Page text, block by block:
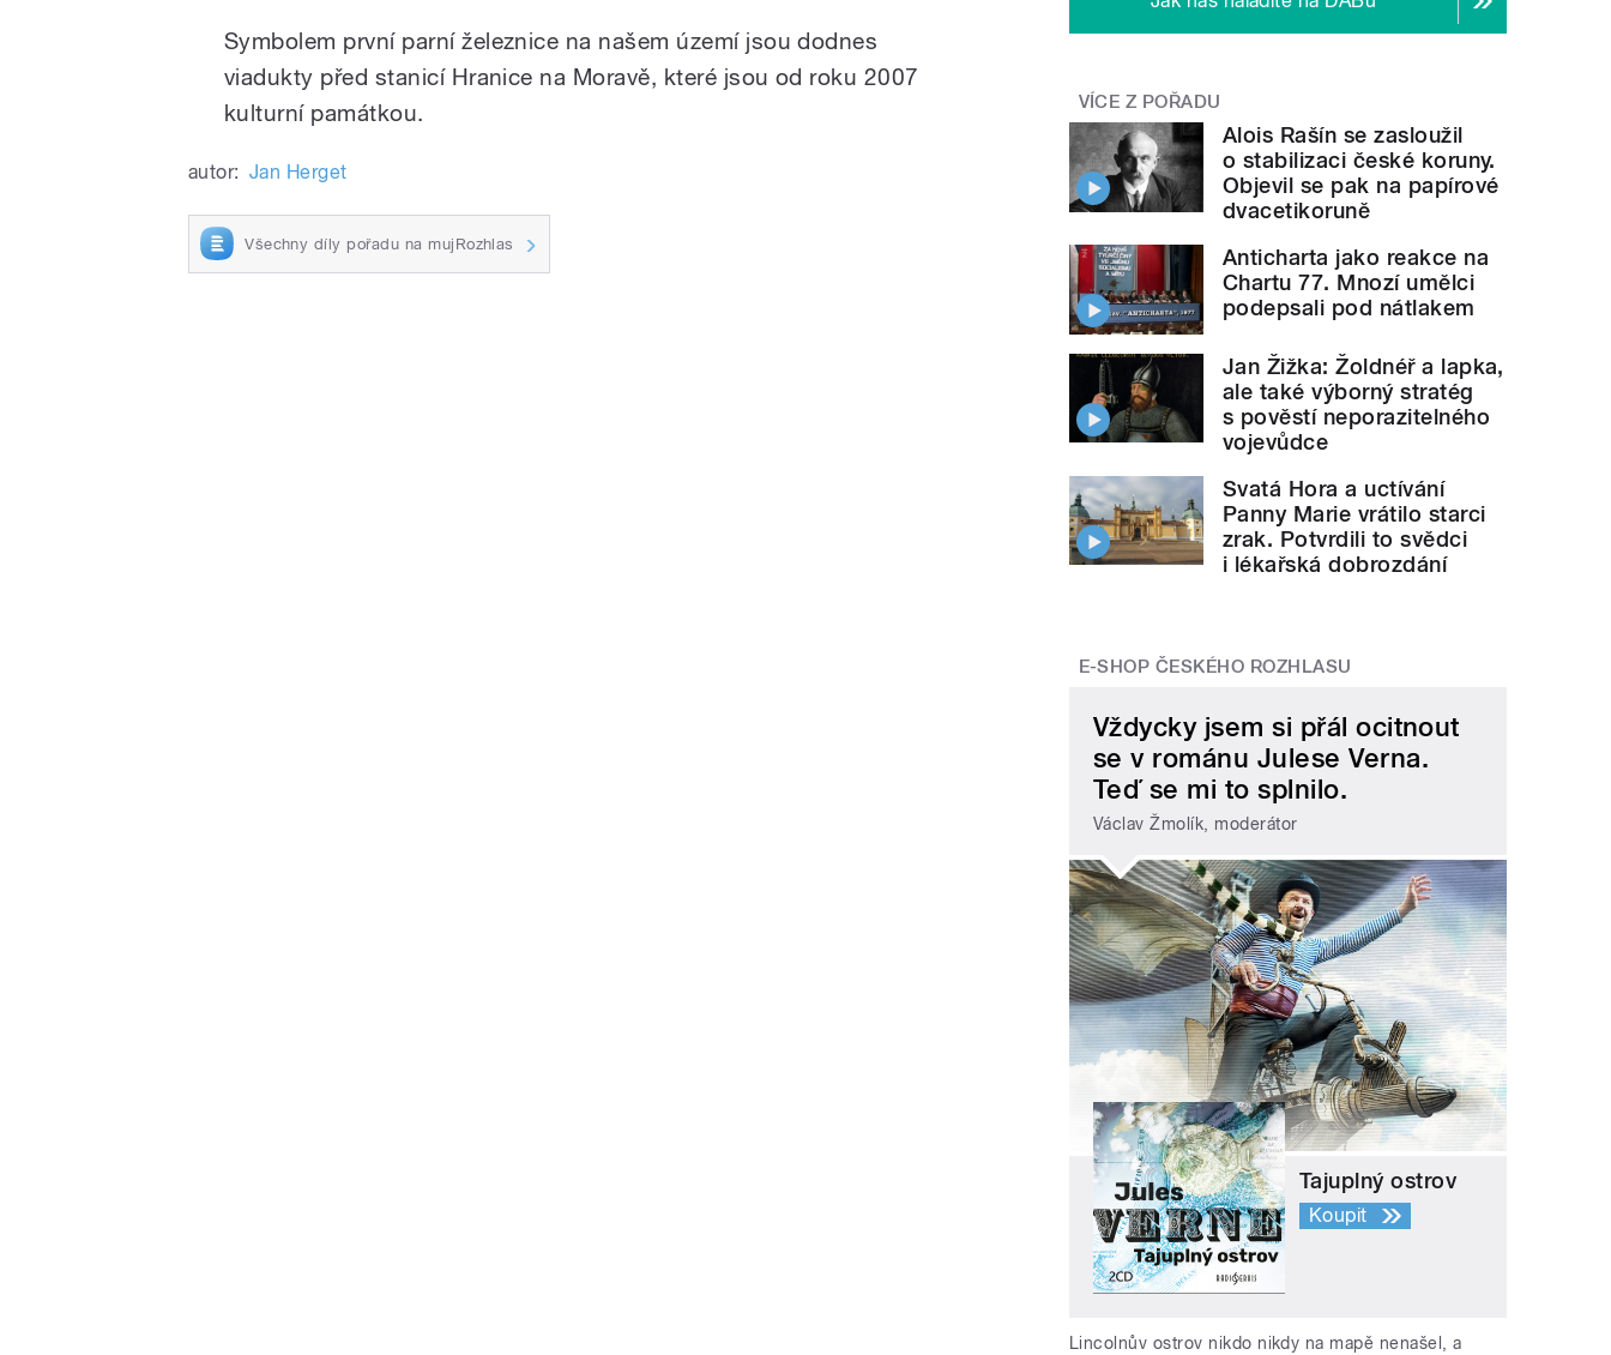
Symbolem první parní železnice na našem území jsou dodnes
viadukty před stanicí Hranice na Moravě, které jsou od roku 2007
kulturní památkou.
autor: Jan Herget
Všechny díly pořadu na mujRozhlas
VÍCE Z POŘADU
Alois Rašín se zasloužil
o stabilizaci české koruny.
Objevil se pak na papírové
dvacetikoruně
Anticharta jako reakce na
Chartu 77. Mnozí umělci
podepsali pod nátlakem
Jan Žižka: Žoldnéř a lapka,
ale také výborný stratég
s pověstí neporazitelného
vojevůdce
Svatá Hora a uctívání
Panny Marie vrátilo starci
zrak. Potvrdili to svědci
i lékařská dobrozdání
E-SHOP ČESKÉHO ROZHLASU
Vždycky jsem si přál ocitnout
se v románu Julese Verna.
Teď se mi to splnilo.
Václav Žmolík, moderátor
Tajuplný ostrov
Koupit
Lincolnův ostrov nikdo nikdy na mapě nenašel, a